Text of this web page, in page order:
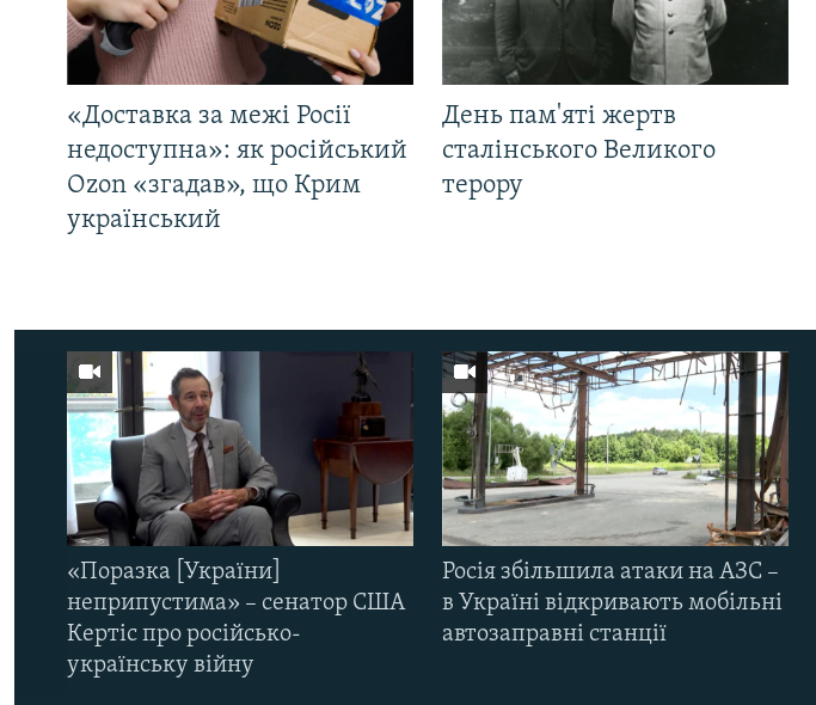
«Доставка за межі Росії
недоступна»: як російський
Ozon «згадав», що Крим
український
День пам'яті жертв
сталінського Великого
терору
«Поразка [України]
неприпустима» – сенатор США
Кертіс про російсько-
українську війну
Росія збільшила атаки на АЗС –
в Україні відкривають мобільні
автозаправні станції